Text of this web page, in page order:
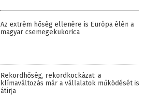
Az extrém hőség ellenére is Európa élén a
magyar csemegekukorica
Rekordhőség, rekordkockázat: a
klímaváltozás már a vállalatok működését is
átírja